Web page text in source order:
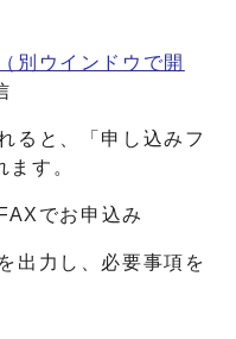
（別ウインドウで開
「申し込みフ
す。
お申込み
、必要事項を